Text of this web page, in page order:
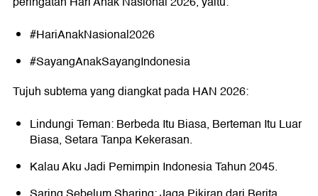
#HariAnakNasional2026
#SayangAnakSayangIndonesia
Tujuh subtema yang diangkat pada HAN 2026:
Lindungi Teman: Berbeda Itu Biasa, Berteman Itu Luar
Biasa, Setara Tanpa Kekerasan.
Kalau Aku Jadi Pemimpin Indonesia Tahun 2045.